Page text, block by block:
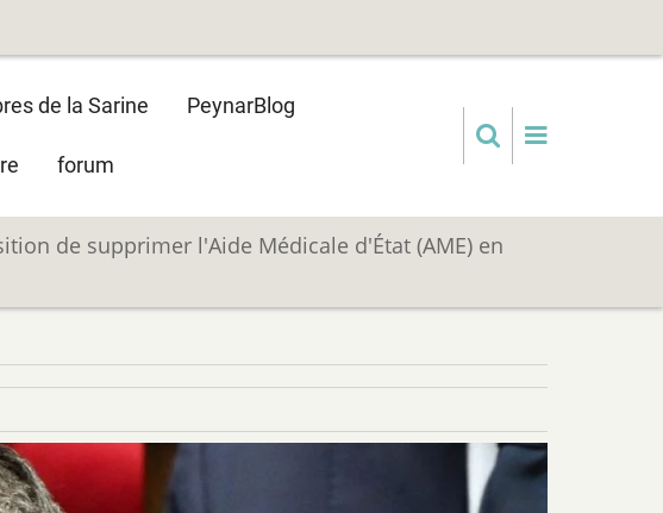
de la Sarine PeynarBlog
forum
de supprimer l'Aide Médicale d'État (AME) en